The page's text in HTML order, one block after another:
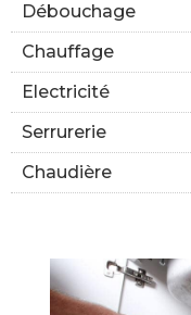
Débouchage
Chauffage
Electricité
Serrurerie
Chaudière